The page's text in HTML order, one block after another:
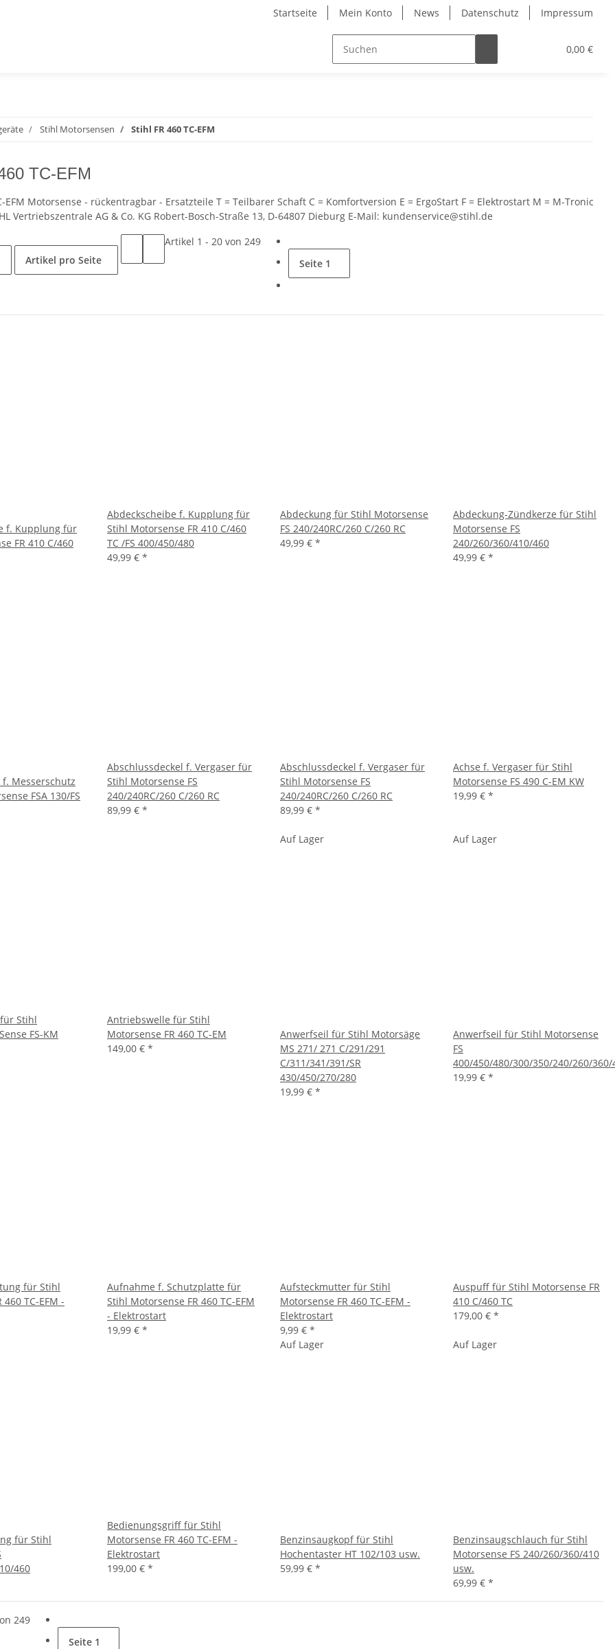
Startseite Mein Konto News Datenschutz Impressum
0,00 €
Stihl Motorsensen Stihl FR 460 TC-EFM
TC-EFM
EFM Motorsense - rückentragbar - Ersatzteile T = Teilbarer Schaft C = Komfortversion E = ErgoStart F = Elektrostart M = M-Tronic
Vertriebszentrale AG & Co. KG Robert-Bosch-Straße 13, D-64807 Dieburg E-Mail: kundenservice@stihl.de
Artikel pro Seite
Artikel 1 - 20 von 249
Seite 1
f. Kupplung für
FR 410 C/460
Abdeckscheibe f. Kupplung für
Stihl Motorsense FR 410 C/460
TC /FS 400/450/480
49,99 € *
Abdeckung für Stihl Motorsense
FS 240/240RC/260 C/260 RC
49,99 € *
Abdeckung-Zündkerze für Stihl
Motorsense FS
240/260/360/410/460
49,99 € *
Messerschutz
FSA 130/FS
Abschlussdeckel f. Vergaser für
Stihl Motorsense FS
240/240RC/260 C/260 RC
89,99 € *
Abschlussdeckel f. Vergaser für
Stihl Motorsense FS
240/240RC/260 C/260 RC
89,99 € *
Achse f. Vergaser für Stihl
Motorsense FS 490 C-EM KW
19,99 € *
Stihl
FS-KM
Antriebswelle für Stihl
Motorsense FR 460 TC-EM
149,00 € *
Auf Lager
Anwerfseil für Stihl Motorsäge
MS 271/ 271 C/291/291
C/311/341/391/SR
430/450/270/280
19,99 € *
Auf Lager
Anwerfseil für Stihl Motorsense
FS
400/450/480/300/350/240/260/360/
19,99 € *
für Stihl
TC-EFM -
Aufnahme f. Schutzplatte für
Stihl Motorsense FR 460 TC-EFM
- Elektrostart
19,99 € *
Aufsteckmutter für Stihl
Motorsense FR 460 TC-EFM -
Elektrostart
9,99 € *
Auspuff für Stihl Motorsense FR
410 C/460 TC
179,00 € *
für Stihl
460
Bedienungsgriff für Stihl
Motorsense FR 460 TC-EFM -
Elektrostart
199,00 € *
Auf Lager
Benzinsaugkopf für Stihl
Hochentaster HT 102/103 usw.
59,99 € *
Auf Lager
Benzinsaugschlauch für Stihl
Motorsense FS 240/260/360/410
usw.
69,99 € *
249
Seite 1